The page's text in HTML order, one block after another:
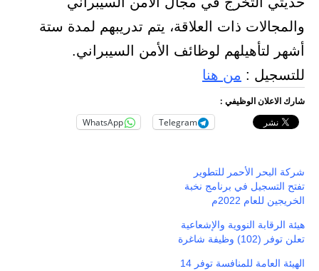
والمجالات ذات العلاقة، يتم تدريبهم لمدة ستة
أشهر لتأهيلهم لوظائف الأمن السيبراني.
للتسجيل : من هنا
شارك الاعلان الوظيفي :
Telegram
WhatsApp
شركة البحر الأحمر للتطوير
تفتح التسجيل في برنامج نخبة
الخريجين للعام 2022م
هيئة الرقابة النووية والإشعاعية
تعلن توفر (102) وظيفة شاغرة
الهيئة العامة للمنافسة توفر 14